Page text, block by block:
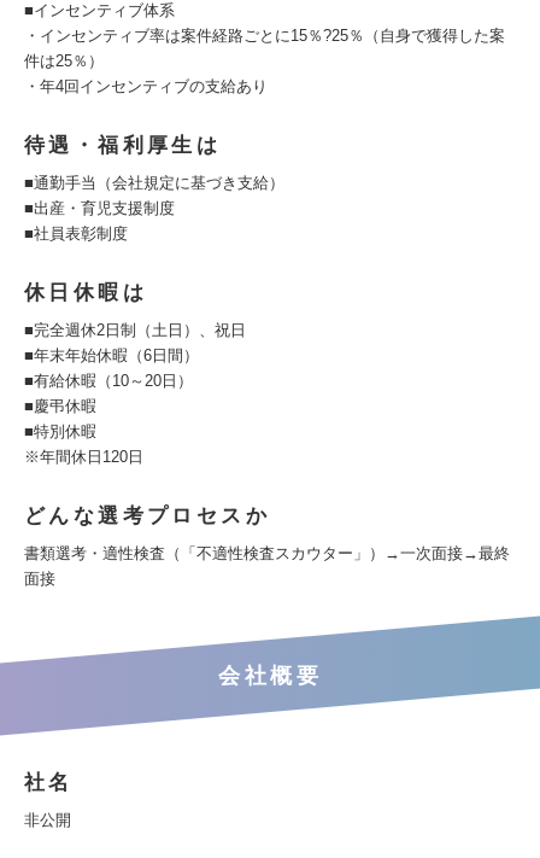
■インセンティブ体系
・インセンティブ率は案件経路ごとに15％?25％（自身で獲得した案
件は25％）
・年4回インセンティブの支給あり
待遇・福利厚生は
■通勤手当（会社規定に基づき支給）
■出産・育児支援制度
■社員表彰制度
休日休暇は
■完全週休2日制（土日）、祝日
■年末年始休暇（6日間）
■有給休暇（10～20日）
■慶弔休暇
■特別休暇
※年間休日120日
どんな選考プロセスか
書類選考・適性検査（「不適性検査スカウター」）→一次面接→最終
面接
会社概要
社名
非公開